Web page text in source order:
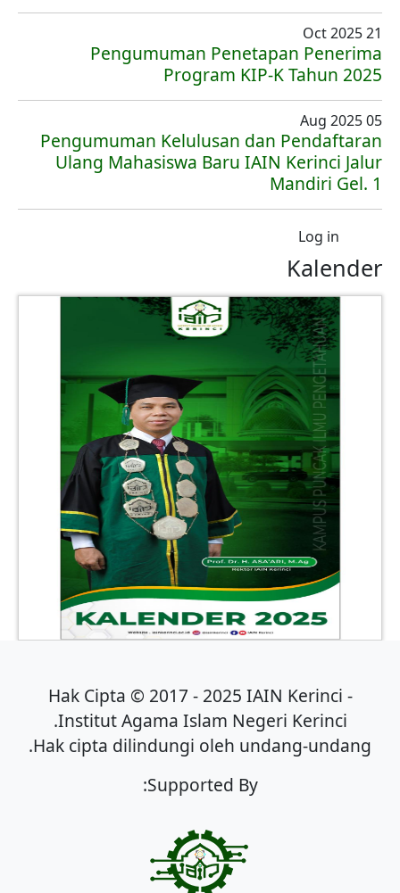
21 Oct 2025
Pengumuman Penetapan Penerima
Program KIP-K Tahun 2025
05 Aug 2025
Pengumuman Kelulusan dan Pendaftaran
Ulang Mahasiswa Baru IAIN Kerinci Jalur
Mandiri Gel. 1
User account menu
Log in
Kalender
Hak Cipta © 2017 - 2025 IAIN Kerinci -
Institut Agama Islam Negeri Kerinci.
Hak cipta dilindungi oleh undang-undang.
Supported By: